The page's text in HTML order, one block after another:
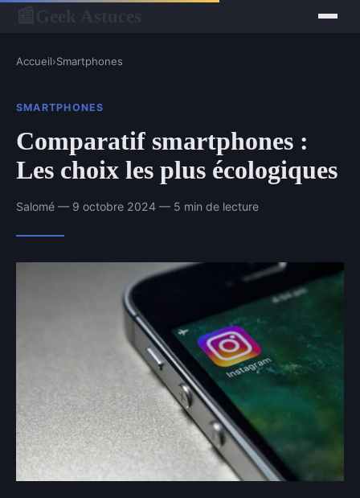
Accueil›Smartphones
SMARTPHONES
Comparatif smartphones :
Les choix les plus écologiques
Salomé — 9 octobre 2024 — 5 min de lecture